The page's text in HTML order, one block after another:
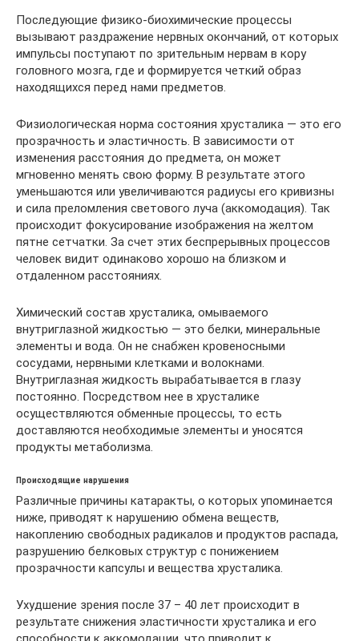
Последующие физико-биохимические процессы
вызывают раздражение нервных окончаний, от которых
импульсы поступают по зрительным нервам в кору
головного мозга, где и формируется четкий образ
находящихся перед нами предметов.
Физиологическая норма состояния хрусталика — это его
прозрачность и эластичность. В зависимости от
изменения расстояния до предмета, он может
мгновенно менять свою форму. В результате этого
уменьшаются или увеличиваются радиусы его кривизны
и сила преломления светового луча (аккомодация). Так
происходит фокусирование изображения на желтом
пятне сетчатки. За счет этих беспрерывных процессов
человек видит одинаково хорошо на близком и
отдаленном расстояниях.
Химический состав хрусталика, омываемого
внутриглазной жидкостью — это белки, минеральные
элементы и вода. Он не снабжен кровеносными
сосудами, нервными клетками и волокнами.
Внутриглазная жидкость вырабатывается в глазу
постоянно. Посредством нее в хрусталике
осуществляются обменные процессы, то есть
доставляются необходимые элементы и уносятся
продукты метаболизма.
Происходящие нарушения
Различные причины катаракты, о которых упоминается
ниже, приводят к нарушению обмена веществ,
накоплению свободных радикалов и продуктов распада,
разрушению белковых структур с понижением
прозрачности капсулы и вещества хрусталика.
Ухудшение зрения после 37 – 40 лет происходит в
результате снижения эластичности хрусталика и его